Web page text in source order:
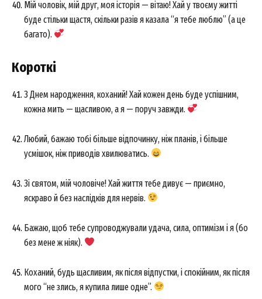
Мій чоловік, мій друг, моя історія — вітаю! Хай у твоєму житті
буде стільки щастя, скільки разів я казала “я тебе люблю” (а це
багато).
Короткі
З Днем народження, коханий! Хай кожен день буде успішним,
кожна мить — щасливою, а я — поруч завжди.
Любий, бажаю тобі більше відпочинку, ніж планів, і більше
усмішок, ніж приводів хвилюватись.
Зі святом, мій чоловіче! Хай життя тебе дивує — приємно,
яскраво й без наслідків для нервів.
Бажаю, щоб тебе супроводжували удача, сила, оптимізм і я (бо
без мене ж ніяк).
Коханий, будь щасливим, як після відпустки, і спокійним, як після
мого “не злись, я купила лише одне”.